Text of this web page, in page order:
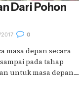
Dari Pohon
0
masa depan secara
pada tahap
untuk masa depan.....